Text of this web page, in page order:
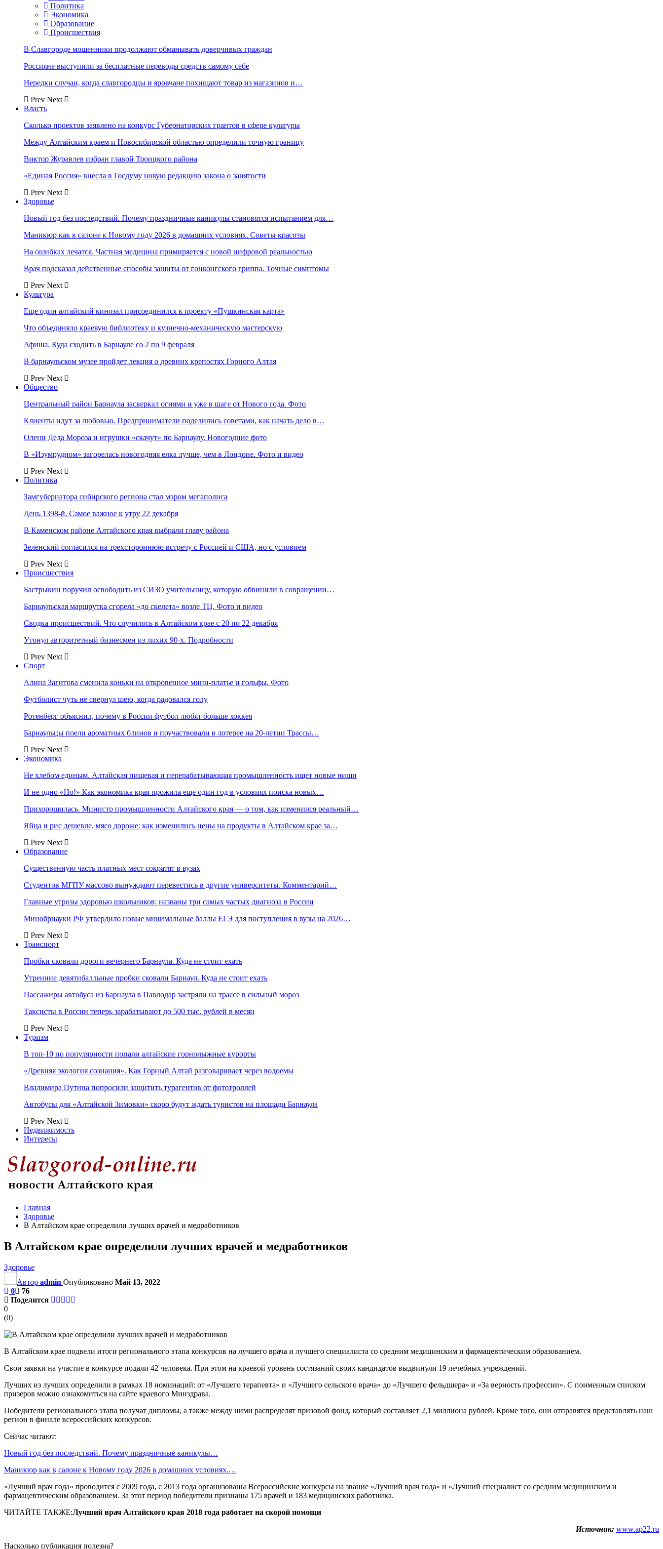
Политика
Экономика
Образование
Происшествия
В Славгороде мошенники продолжают обманывать доверчивых граждан
Россияне выступили за бесплатные переводы средств самому себе
Нередки случаи, когда славгородцы и яровчане похищают товар из магазинов и…
Prev Next
Власть
Сколько проектов заявлено на конкурс Губернаторских грантов в сфере культуры
Между Алтайским краем и Новосибирской областью определили точную границу
Виктор Журавлев избран главой Троицкого района
«Единая Россия» внесла в Госдуму новую редакцию закона о занятости
Prev Next
Здоровье
Новый год без последствий. Почему праздничные каникулы становятся испытанием для…
Маникюр как в салоне к Новому году 2026 в домашних условиях. Советы красоты
На ошибках лечатся. Частная медицина примиряется с новой цифровой реальностью
Врач подсказал действенные способы защиты от гонконгского гриппа. Точные симптомы
Prev Next
Культура
Еще один алтайский кинозал присоединился к проекту «Пушкинская карта»
Что объединяло краевую библиотеку и кузнечно-механическую мастерскую
Афиша. Куда сходить в Барнауле со 2 по 9 февраля
В барнаульском музее пройдет лекция о древних крепостях Горного Алтая
Prev Next
Общество
Центральный район Барнаула засверкал огнями и уже в шаге от Нового года. Фото
Клиенты идут за любовью. Предприниматели поделились советами, как начать дело в…
Олени Деда Мороза и игрушки «скачут» по Барнаулу. Новогодние фото
В «Изумрудном» загорелась новогодняя елка лучше, чем в Лондоне. Фото и видео
Prev Next
Политика
Замгубернатора сибирского региона стал мэром мегаполиса
День 1398-й. Самое важное к утру 22 декабря
В Каменском районе Алтайского края выбрали главу района
Зеленский согласился на трехстороннюю встречу с Россией и США, но с условием
Prev Next
Происшествия
Бастрыкин поручил освободить из СИЗО учительницу, которую обвинили в совращении…
Барнаульская маршрутка сгорела «до скелета» возле ТЦ. Фото и видео
Сводка происшествий. Что случилось в Алтайском крае с 20 по 22 декабря
Утонул авторитетный бизнесмен из лихих 90-х. Подробности
Prev Next
Спорт
Алина Загитова сменила коньки на откровенное мини-платье и гольфы. Фото
Футболист чуть не свернул шею, когда радовался голу
Ротенберг объяснил, почему в России футбол любят больше хоккея
Барнаульцы поели ароматных блинов и поучаствовали в лотерее на 20-летии Трассы…
Prev Next
Экономика
Не хлебом единым. Алтайская пищевая и перерабатывающая промышленность ищет новые ниши
И не одно «Но!» Как экономика края прожила еще один год в условиях поиска новых…
Прихорошилась. Министр промышленности Алтайского края — о том, как изменился реальный…
Яйца и рис дешевле, мясо дороже: как изменились цены на продукты в Алтайском крае за…
Prev Next
Образование
Существенную часть платных мест сократят в вузах
Студентов МГПУ массово вынуждают перевестись в другие университеты. Комментарий…
Главные угрозы здоровью школьников: названы три самых частых диагноза в России
Минобрнауки РФ утвердило новые минимальные баллы ЕГЭ для поступления в вузы на 2026…
Prev Next
Транспорт
Пробки сковали дороги вечернего Барнаула. Куда не стоит ехать
Утренние девятибалльные пробки сковали Барнаул. Куда не стоит ехать
Пассажиры автобуса из Барнаула в Павлодар застряли на трассе в сильный мороз
Таксисты в России теперь зарабатывают до 500 тыс. рублей в месяц
Prev Next
Туризм
В топ-10 по популярности попали алтайские горнолыжные курорты
«Древняя экология сознания». Как Горный Алтай разговаривает через водоемы
Владимира Путина попросили защитить турагентов от фототроллей
Автобусы для «Алтайской Зимовки» скоро будут ждать туристов на площади Барнаула
Prev Next
Недвижимость
Интересы
Главная
Здоровье
В Алтайском крае определили лучших врачей и медработников
В Алтайском крае определили лучших врачей и медработников
Здоровье
Автор admin Опубликовано Май 13, 2022
0
76
Поделится
0
(0)
В Алтайском крае подвели итоги регионального этапа конкурсов на лучшего врача и лучшего специалиста со средним медицинским и фармацевтическим образованием.
Свои заявки на участие в конкурсе подали 42 человека. При этом на краевой уровень состязаний своих кандидатов выдвинули 19 лечебных учреждений.
Лучших из лучших определили в рамках 18 номинаций: от «Лучшего терапевта» и «Лучшего сельского врача» до «Лучшего фельдшера» и «За верность профессии». С поименным списком
призеров можно ознакомиться на сайте краевого Минздрава.
Победители регионального этапа получат дипломы, а также между ними распределят призовой фонд, который составляет 2,1 миллиона рублей. Кроме того, они отправятся представлять наш
регион в финале всероссийских конкурсов.
Сейчас читают:
Новый год без последствий. Почему праздничные каникулы…
Маникюр как в салоне к Новому году 2026 в домашних условиях.…
«Лучший врач года» проводится с 2009 года, с 2013 года организованы Всероссийские конкурсы на звание «Лучший врач года» и «Лучший специалист со средним медицинским и
фармацевтическим образованием. За этот период победители признаны 175 врачей и 183 медицинских работника.
ЧИТАЙТЕ ТАКЖЕ:Лучший врач Алтайского края 2018 года работает на скорой помощи
Источник: www.ap22.ru
Насколько публикация полезна?